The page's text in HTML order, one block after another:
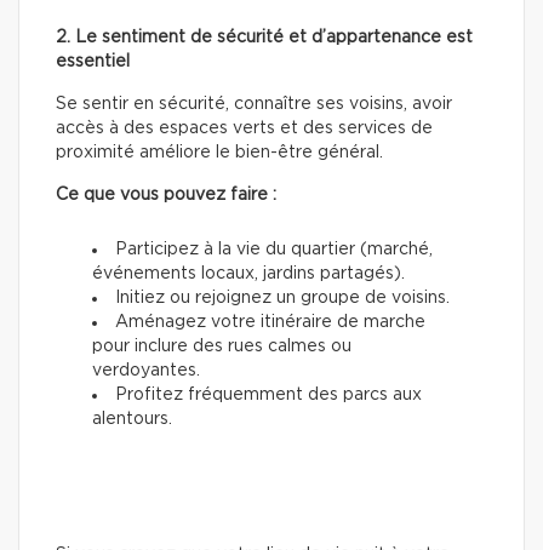
2. Le sentiment de sécurité et d’appartenance est
essentiel
Se sentir en sécurité, connaître ses voisins, avoir
accès à des espaces verts et des services de
proximité améliore le bien-être général.
Ce que vous pouvez faire :
Participez à la vie du quartier (marché,
événements locaux, jardins partagés).
Initiez ou rejoignez un groupe de voisins.
Aménagez votre itinéraire de marche
pour inclure des rues calmes ou
verdoyantes.
Profitez fréquemment des parcs aux
alentours.